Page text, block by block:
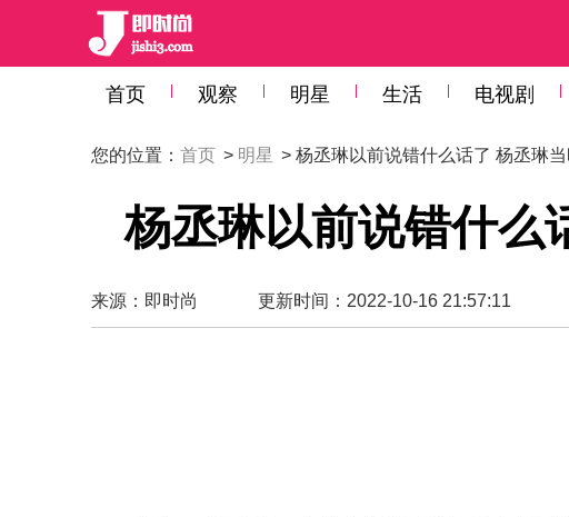
首页 观察 明星 生活 电视剧
您的位置： 首页 > 明星 > 杨丞琳以前说错什么话了 杨丞琳
杨丞琳以前说错什么
来源： 即时尚 更新时间：2022-10-16 21:57:11